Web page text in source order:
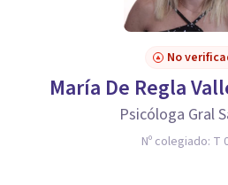
No
María De Regla
Psicóloga Gral
Nº colegiado: T